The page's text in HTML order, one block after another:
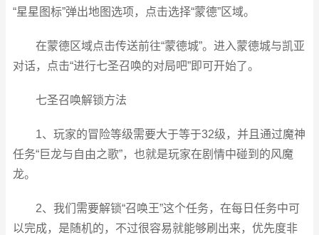
“星星图标”弹出地图选项，点击选择“蒙德”区域。
在蒙德区域点击传送前往“蒙德城”。进入蒙德城与凯亚
对话，点击“进行七圣召唤的对局吧”即可开始了。
七圣召唤解锁方法
1、玩家的冒险等级需要大于等于32级，并且通过魔神
任务“巨龙与自由之歌”，也就是玩家在剧情中碰到的风魔
龙。
2、我们需要解锁“召唤王”这个任务，在每日任务中可
以完成，是随机的，不过很容易就能够刷出来，优先度非